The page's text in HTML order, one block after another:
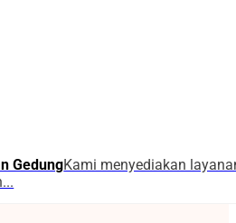
GedungKami menyediakan